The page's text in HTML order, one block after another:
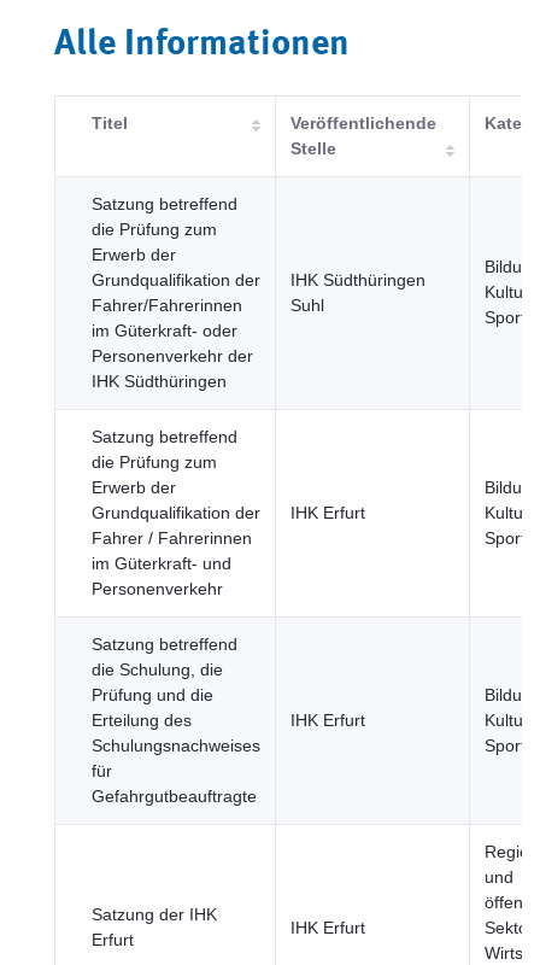
Alle Informationen
Titel
Veröffentlichende
Stelle
Satzung betreffend
die Prüfung zum
Erwerb der
Grundqualifikation der
Fahrer/Fahrerinnen
im Güterkraft- oder
Personenverkehr der
IHK Südthüringen
IHK Südthüringen
Suhl
Kultur
Sport
Satzung betreffend
die Prüfung zum
Erwerb der
Grundqualifikation der
Fahrer / Fahrerinnen
im Güterkraft- und
Personenverkehr
IHK Erfurt
Kultur
Sport
Satzung betreffend
die Schulung, die
Prüfung und die
Erteilung des
Schulungsnachweises
für
Gefahrgutbeauftragte
IHK Erfurt
Kultur
Sport
Satzung der IHK
Erfurt
IHK Erfurt
und
Sektor,